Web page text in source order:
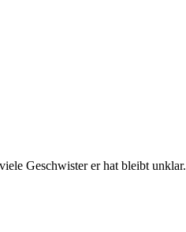
Geschwister er hat bleibt unklar.